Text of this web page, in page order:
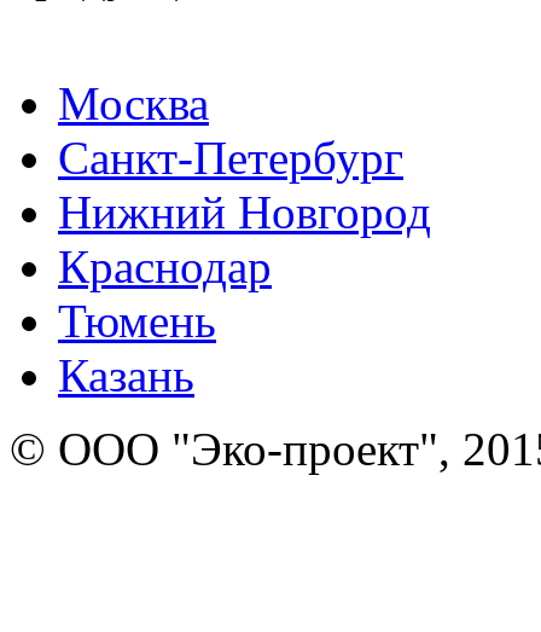
Москва
Санкт-Петербург
Нижний Новгород
Краснодар
Тюмень
Казань
© ООО "Эко-проект",